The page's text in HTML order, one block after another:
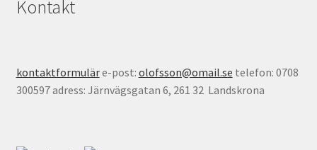
Kontakt
kontaktformuläre-post: olofsson@omail.se telefon: 0708
300597 adress: Järnvägsgatan 6, 261 32 Landskrona